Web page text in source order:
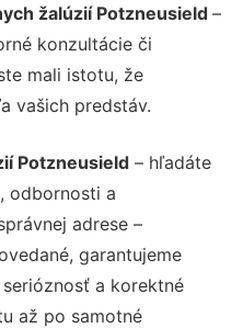
žalúzií Potzneusield –
konzultácie či
mali istotu, že
vašich predstáv.
Potzneusield – hľadáte
odbornosti a
adrese –
garantujeme
a korektné
až po samotné